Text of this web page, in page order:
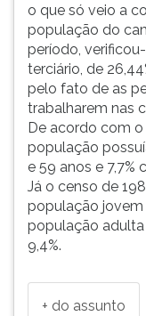
o que só veio a
população do
período,
terciário, de
pelo fato de as
trabalharem nas
De acordo com o
população
e 59 anos e 7,7%
Já o censo de
população jovem
população adulta
9,4%.
+ do assunto